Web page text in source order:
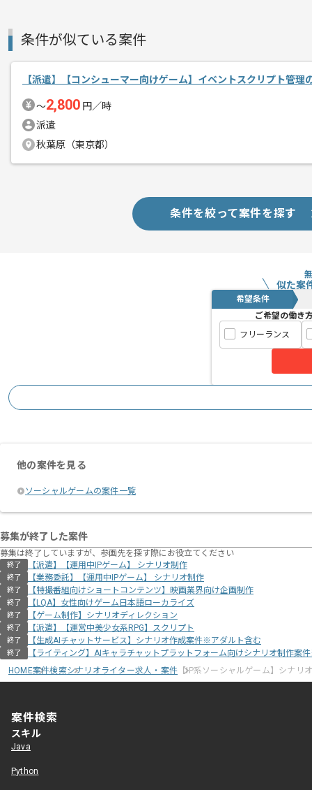
条件が似ている案件
【派遣】【コンシューマー向けゲーム】イベントスクリプト管理
〜2,800 円／時
派遣
秋葉原（東京都）
条件を絞って案件を探す
似た案
希望条件
ご希望の働き
フリーランス
他の案件を見る
ソーシャルゲームの案件一覧
募集が終了した案件
募集は終了していますが、参画先を探す際にお役立てください
終了 【派遣】【運用中IPゲーム】 シナリオ制作
終了 【業務委託】【運用中IPゲーム】 シナリオ制作
終了 【特撮番組向けショートコンテンツ】映画業界向け企画制作
終了 【LQA】女性向けゲーム日本語ローカライズ
終了 【ゲーム制作】シナリオディレクション
終了 【派遣】【運営中美少女系RPG】スクリプト
終了 【生成AIチャットサービス】シナリオ作成案件※アダルト含む
終了
【ライティング】AIキャラチャットプラットフォーム向けシナリオ制作案
HOME案件検索シナリオライター求人・案件 【IP系ソーシャルゲーム】シナリ
案件検索
スキル
Java
Python